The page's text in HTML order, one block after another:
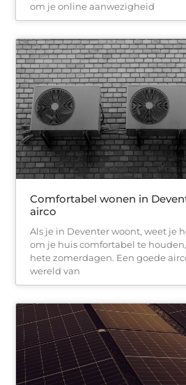
om je online aanwezigheid
Comfortabel wonen in
airco
Als je in Deventer woont, weet je
om je huis comfortabel te
hete zomerdagen. Een goede
wereld van